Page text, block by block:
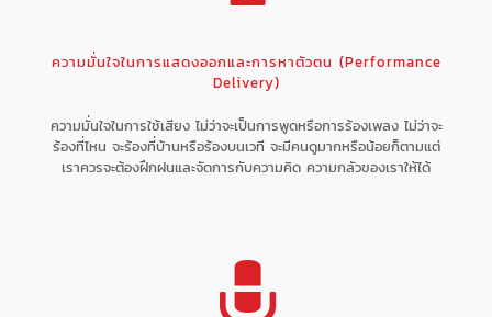
ความมั่นใจในการแสดงออกและการหาตัวตน (Performance
Delivery)
ความมั่นใจในการใช้เสียง ไม่ว่าจะเป็นการพูดหรือการร้องเพลง ไม่ว่าจะ
ร้องที่ไหน จะร้องที่บ้านหรือร้องบนเวที จะมีคนดูมากหรือน้อยก็ตามแต่
เราควรจะต้องฝึกฝนและจัดการกับความคิด ความกลัวของเราให้ได้